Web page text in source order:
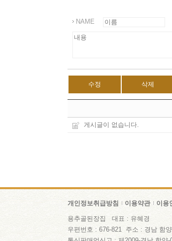
NAME
수정 삭제
게시글이 없습니다.
개인정보취급방침 이용약관 이용
용추골된장집 대표 : 유혜경
우편번호 : 676-821 주소 : 경남 함